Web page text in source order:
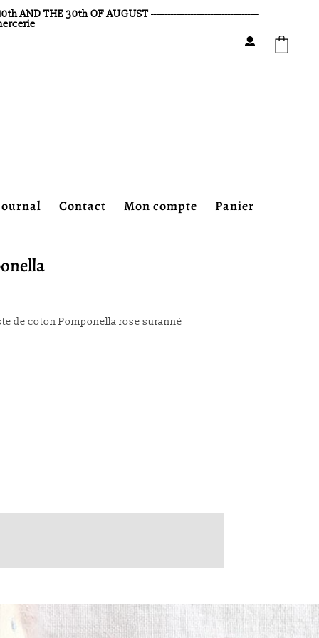
AND THE 30th OF AUGUST --------------------------------------
Contact Mon compte Panier
de coton Pomponella rose suranné